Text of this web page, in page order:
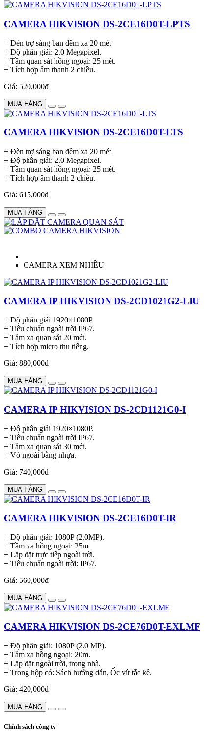
CAMERA HIKVISION DS-2CE16D0T-LPTS
+ Đèn trợ sáng ban đêm xa 20 mét
+ Độ phân giải: 2.0 Megapixel.
+ Tầm quan sát hồng ngoại: 25 mét.
+ Tích hợp âm thanh 2 chiều.
Giá: 520,000đ
MUA HÀNG
CAMERA HIKVISION DS-2CE16D0T-LTS
+ Đèn trợ sáng ban đêm xa 20 mét
+ Độ phân giải: 2.0 Megapixel.
+ Tầm quan sát hồng ngoại: 25 mét.
+ Tích hợp âm thanh 2 chiều.
Giá: 615,000đ
MUA HÀNG
CAMERA XEM NHIỀU
CAMERA IP HIKVISION DS-2CD1021G2-LIU
+ Độ phân giải 1920×1080P.
+ Tiêu chuẩn ngoài trời IP67.
+ Tầm xa quan sát 20 mét.
+ Tích hợp micro thu tiếng.
Giá: 880,000đ
MUA HÀNG
CAMERA IP HIKVISION DS-2CD1121G0-I
+ Độ phân giải 1920×1080P.
+ Tiêu chuẩn ngoài trời IP67.
+ Tầm xa quan sát 30 mét.
+ Vỏ ngoài bằng nhựa.
Giá: 740,000đ
MUA HÀNG
CAMERA HIKVISION DS-2CE16D0T-IR
+ Độ phân giải: 1080P (2.0MP).
+ Tầm xa hồng ngoại: 25m.
+ Lắp đặt trực tiếp ngoài trời.
+ Tiêu chuẩn ngoài trời: IP67.
Giá: 560,000đ
MUA HÀNG
CAMERA HIKVISION DS-2CE76D0T-EXLMF
+ Độ phân giải: 1080P (2.0 MP).
+ Tầm xa hồng ngoại: 20m.
+ Lắp đặt ngoài trời, trong nhà.
+ Trong hộp có: Sách hướng dẫn, Ốc vít tắc kê.
Giá: 420,000đ
MUA HÀNG
Chính sách công ty